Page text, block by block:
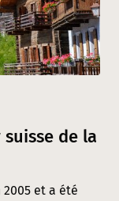
de la
et a été